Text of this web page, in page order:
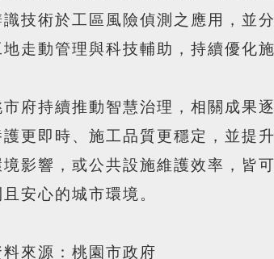
識技術於工區風險偵測之應用，並
地走動管理與科技輔助，持續優化
市府持續推動智慧治理，相關成果
護更即時、施工品質更穩定，並提
境影響，或公共設施維護效率，皆
且安心的城市環境。
料來源：桃園市政府